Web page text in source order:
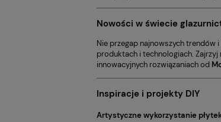
Nowości w świecie
Nie przegap najnowszych trendów
produktach i technologiach.
innowacyjnych rozwiązaniach od
Inspiracje i projekty DIY
Artystyczne wykorzystanie